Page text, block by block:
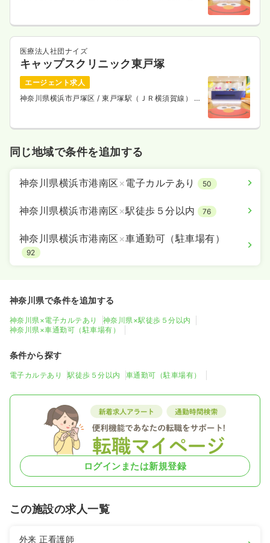
医療法人社団ナイズ
キャップスクリニック東戸塚
エージェント求人
神奈川県横浜市戸塚区 / 東戸塚駅（ＪＲ横須賀線） 徒
同じ地域で条件を追加する
神奈川県横浜市港南区 ×電子カルテあり 50
神奈川県横浜市港南区 ×駅徒歩５分以内 76
神奈川県横浜市港南区 ×車通勤可（駐車場有）
92
神奈川県で条件を追加する
神奈川県×電子カルテあり
神奈川県×駅徒歩５分以内
神奈川県×車通勤可（駐車場有）
条件から探す
電子カルテあり 駅徒歩５分以内 車通勤可（駐車場有）
ログインまたは新規登録
この施設の求人一覧
外来正看護師